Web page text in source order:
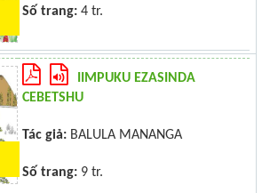
Số trang: 4 tr.
IIMPUKU EZASINDA
CEBETSHU
Tác giả: BALULA MANANGA
Số trang: 9 tr.